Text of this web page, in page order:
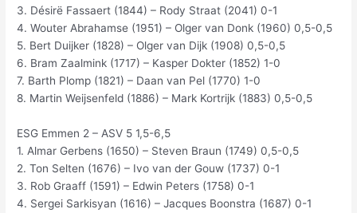
3. Désirë Fassaert (1844) – Rody Straat (2041) 0-1
4. Wouter Abrahamse (1951) – Olger van Donk (1960) 0,5-0,5
5. Bert Duijker (1828) – Olger van Dijk (1908) 0,5-0,5
6. Bram Zaalmink (1717) – Kasper Dokter (1852) 1-0
7. Barth Plomp (1821) – Daan van Pel (1770) 1-0
8. Martin Weijsenfeld (1886) – Mark Kortrijk (1883) 0,5-0,5
ESG Emmen 2 – ASV 5 1,5-6,5
1. Almar Gerbens (1650) – Steven Braun (1749) 0,5-0,5
2. Ton Selten (1676) – Ivo van der Gouw (1737) 0-1
3. Rob Graaff (1591) – Edwin Peters (1758) 0-1
4. Sergei Sarkisyan (1616) – Jacques Boonstra (1687) 0-1